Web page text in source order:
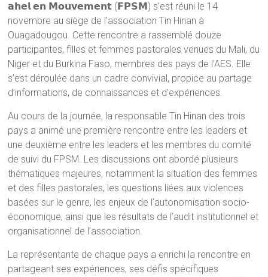
𝗮𝗵𝗲𝗹 𝗲𝗻 𝗠𝗼𝘂𝘃𝗲𝗺𝗲𝗻𝘁 (𝗙𝗣𝗦𝗠) s’est réuni le 14
novembre au siège de l’association Tin Hinan à
Ouagadougou. Cette rencontre a rassemblé douze
participantes, filles et femmes pastorales venues du Mali, du
Niger et du Burkina Faso, membres des pays de l’AES. Elle
s’est déroulée dans un cadre convivial, propice au partage
d’informations, de connaissances et d’expériences.
Au cours de la journée, la responsable Tin Hinan des trois
pays a animé une première rencontre entre les leaders et
une deuxième entre les leaders et les membres du comité
de suivi du FPSM. Les discussions ont abordé plusieurs
thématiques majeures, notamment la situation des femmes
et des filles pastorales, les questions liées aux violences
basées sur le genre, les enjeux de l’autonomisation socio-
économique, ainsi que les résultats de l’audit institutionnel et
organisationnel de l’association.
La représentante de chaque pays a enrichi la rencontre en
partageant ses expériences, ses défis spécifiques